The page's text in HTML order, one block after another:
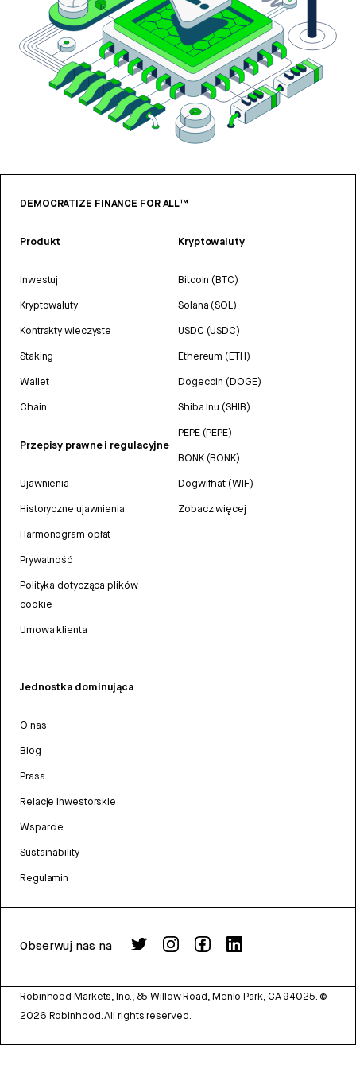
DEMOCRATIZE FINANCE FOR ALL™
Produkt
Inwestuj
Kryptowaluty
Kontrakty wieczyste
Staking
Wallet
Chain
Przepisy prawne i regulacyjne
Ujawnienia
Historyczne ujawnienia
Harmonogram opłat
Prywatność
Polityka dotycząca plików
cookie
Umowa klienta
Kryptowaluty
Bitcoin (BTC)
Solana (SOL)
USDC (USDC)
Ethereum (ETH)
Dogecoin (DOGE)
Shiba Inu (SHIB)
PEPE (PEPE)
BONK (BONK)
Dogwifhat (WIF)
Zobacz więcej
Jednostka dominująca
O nas
Blog
Prasa
Relacje inwestorskie
Wsparcie
Sustainability
Regulamin
Obserwuj nas na
Robinhood Markets, Inc., 85 Willow Road, Menlo Park, CA 94025. ©
2026 Robinhood. All rights reserved.